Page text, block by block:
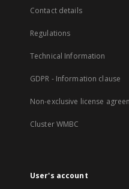
Contact details
Regulations
Technical Information
GDPR - Information clause
Non-exclusive license
Cluster WMBC
User's account